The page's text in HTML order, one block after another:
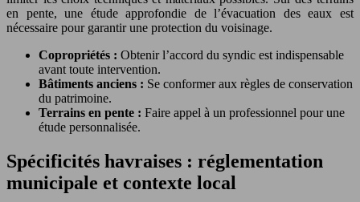
en pente, une étude approfondie de l’évacuation des eaux est
nécessaire pour garantir une protection du voisinage.
Copropriétés : Obtenir l’accord du syndic est indispensable
avant toute intervention.
Bâtiments anciens : Se conformer aux règles de conservation
du patrimoine.
Terrains en pente : Faire appel à un professionnel pour une
étude personnalisée.
Spécificités havraises : réglementation
municipale et contexte local